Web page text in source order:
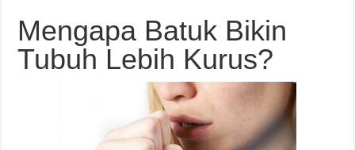
Mengapa Batuk Bikin
Tubuh Lebih Kurus?